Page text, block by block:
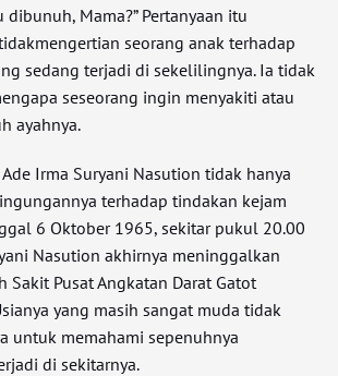
dibunuh, Mama?” Pertanyaan itu
seorang anak terhadap
sedang terjadi di sekelilingnya. Ia tidak
seseorang ingin menyakiti atau
ayahnya.
Irma Suryani Nasution tidak hanya
terhadap tindakan kejam
6 Oktober 1965, sekitar pukul 20.00
Nasution akhirnya meninggalkan
Sakit Pusat Angkatan Darat Gatot
yang masih sangat muda tidak
untuk memahami sepenuhnya
di sekitarnya.